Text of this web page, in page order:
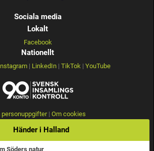
Sociala media
Lokalt
Facebook
Nationellt
| LinkedIn| TikTok | YouTube
personuppgifter| Om cookies
Händer i Halland
Söders natur